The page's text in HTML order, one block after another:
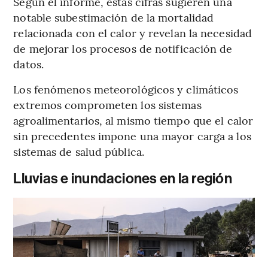
notable subestimación de la mortalidad
relacionada con el calor y revelan la necesidad
de mejorar los procesos de notificación de
datos.
Los fenómenos meteorológicos y climáticos
extremos comprometen los sistemas
agroalimentarios, al mismo tiempo que el calor
sin precedentes impone una mayor carga a los
sistemas de salud pública.
Lluvias e inundaciones en la región